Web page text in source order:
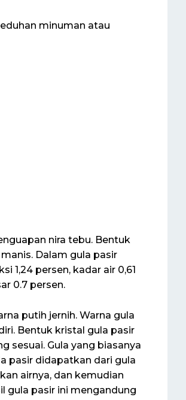
minuman atau
nira tebu. Bentuk
Dalam gula pasir
1,24 persen, kadar air 0,61
0.7 persen.
putih jernih. Warna gula
Bentuk kristal gula pasir
sesuai. Gula yang biasanya
pasir didapatkan dari gula
airnya, dan kemudian
gula pasir ini mengandung